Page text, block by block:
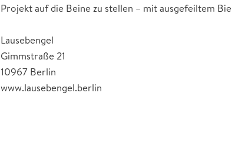
Projekt auf die Beine zu stellen – mit ausgefeiltem
Lausebengel
Gimmstraße 21
10967 Berlin
www.lausebengel.berlin